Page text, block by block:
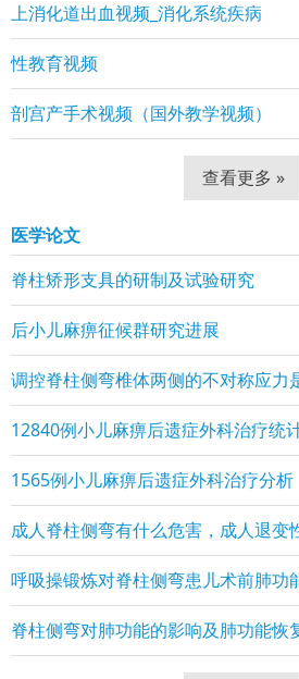
上消化道出血视频_消化系统疾病
性教育视频
剖宫产手术视频（国外教学视频）
查看更多 »
医学论文
脊柱矫形支具的研制及试验研究
后小儿麻痹征候群研究进展
调控脊柱侧弯椎体两侧的不对称应力
12840例小儿麻痹后遗症外科治疗统
1565例小儿麻痹后遗症外科治疗分析
成人脊柱侧弯有什么危害，成人退变
呼吸操锻炼对脊柱侧弯患儿术前肺功
脊柱侧弯对肺功能的影响及肺功能恢